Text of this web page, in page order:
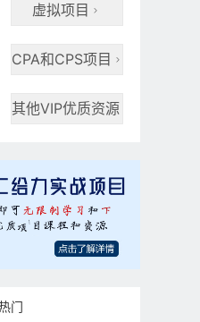
虚拟项目 
CPA和CPS项目 
其他VIP优质资源
门